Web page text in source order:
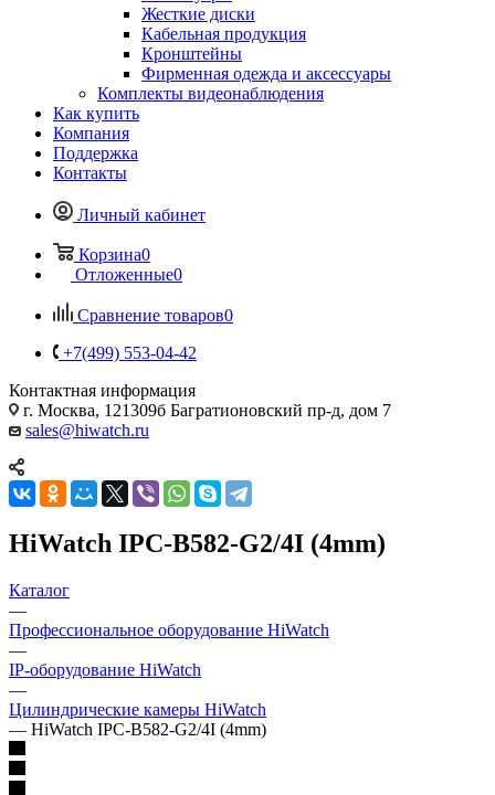
Жесткие диски
Кабельная продукция
Кронштейны
Фирменная одежда и аксессуары
Комплекты видеонаблюдения
Как купить
Компания
Поддержка
Контакты
Личный кабинет
Корзина0
Отложенные0
Сравнение товаров0
+7(499) 553-04-42
Контактная информация
г. Москва, 121309б Багратионовский пр-д, дом 7
sales@hiwatch.ru
HiWatch IPC-B582-G2/4I (4mm)
Каталог
—
Профессиональное оборудование HiWatch
—
IP-оборудование HiWatch
—
Цилиндрические камеры HiWatch
— HiWatch IPC-B582-G2/4I (4mm)